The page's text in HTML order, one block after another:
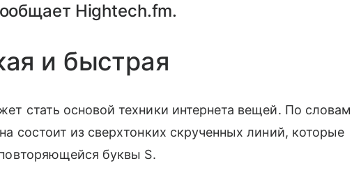
Hightech.fm.
и быстрая
стать основой техники интернета вещей. По словам
состоит из сверхтонких скрученных линий, которые
буквы S.